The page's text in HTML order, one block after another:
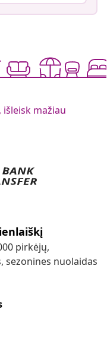
išleisk mažiau
pirkėjų,
sezonines nuolaidas